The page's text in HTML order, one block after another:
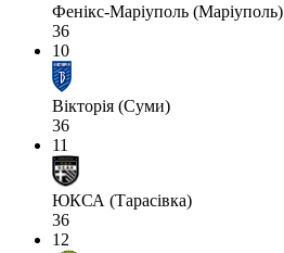
Фенікс-Маріуполь (Маріуполь)
36
10
Вікторія (Суми)
36
11
ЮКСА (Тарасівка)
36
12